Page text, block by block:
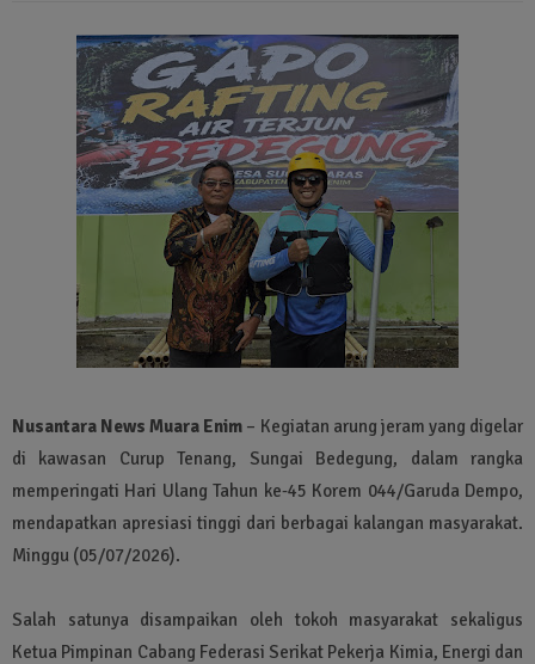
Nusantara News Muara Enim – Kegiatan arung jeram yang digelar
di kawasan Curup Tenang, Sungai Bedegung, dalam rangka
memperingati Hari Ulang Tahun ke‑45 Korem 044/Garuda Dempo,
mendapatkan apresiasi tinggi dari berbagai kalangan masyarakat.
Minggu (05/07/2026).
Salah satunya disampaikan oleh tokoh masyarakat sekaligus
Ketua Pimpinan Cabang Federasi Serikat Pekerja Kimia, Energi dan